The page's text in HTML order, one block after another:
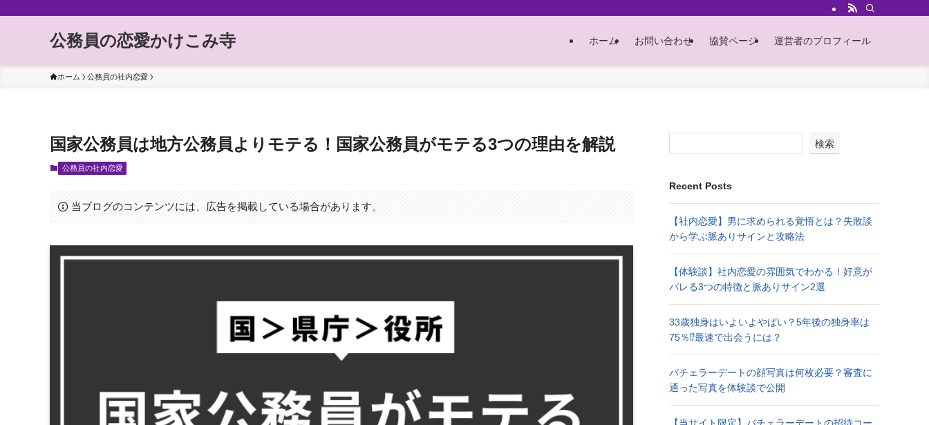
公務員の恋愛かけこみ寺 ホーム お問い合わせ 協賛ページ 運営者のプロフィール
ホーム 公務員の社内恋愛
国家公務員は地方公務員よりモテる！国家公務員がモテる3つの理由を解説
公務員の社内恋愛
当ブログのコンテンツには、広告を掲載している場合があります。
検索
Recent Posts
【社内恋愛】男に求められる覚悟とは？失敗談
から学ぶ脈ありサインと攻略法
【体験談】社内恋愛の雰囲気でわかる！好意が
バレる3つの特徴と脈ありサイン2選
33歳独身はいよいよやばい？5年後の独身率は
75％⁉︎最速で出会うには？
バチェラーデートの顔写真は何枚必要？審査に
通った写真を体験談で公開